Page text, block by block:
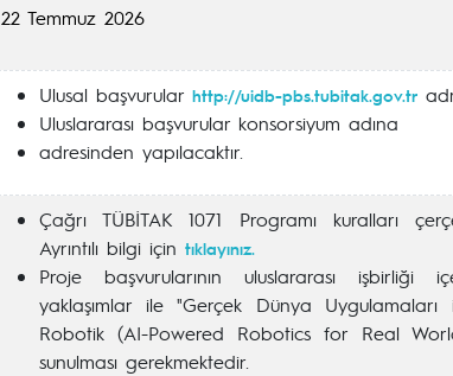
22 Temmuz 2026
Ulusal başvurular http://uidb-pbs.tubitak.gov.tr
Uluslararası başvurular konsorsiyum adına
adresinden yapılacaktır.
Çağrı TÜBİTAK 1071 Programı kuralları
Ayrıntılı bilgi için tıklayınız.
Proje başvurularının uluslararası işbirliği
yaklaşımlar ile "Gerçek Dünya
Robotik (AI-Powered Robotics for Real
sunulması gerekmektedir.